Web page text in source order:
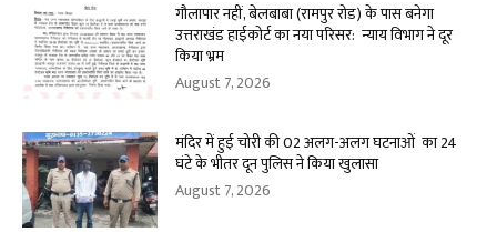
गौलापार नहीं, बेलबाबा (रामपुर रोड) के पास बनेगा
उत्तराखंड हाईकोर्ट का नया परिसर: न्याय विभाग ने दूर
किया भ्रम
August 7, 2026
मंदिर में हुई चोरी की 02 अलग-अलग घटनाओं का 24
घंटे के भीतर दून पुलिस ने किया खुलासा
August 7, 2026